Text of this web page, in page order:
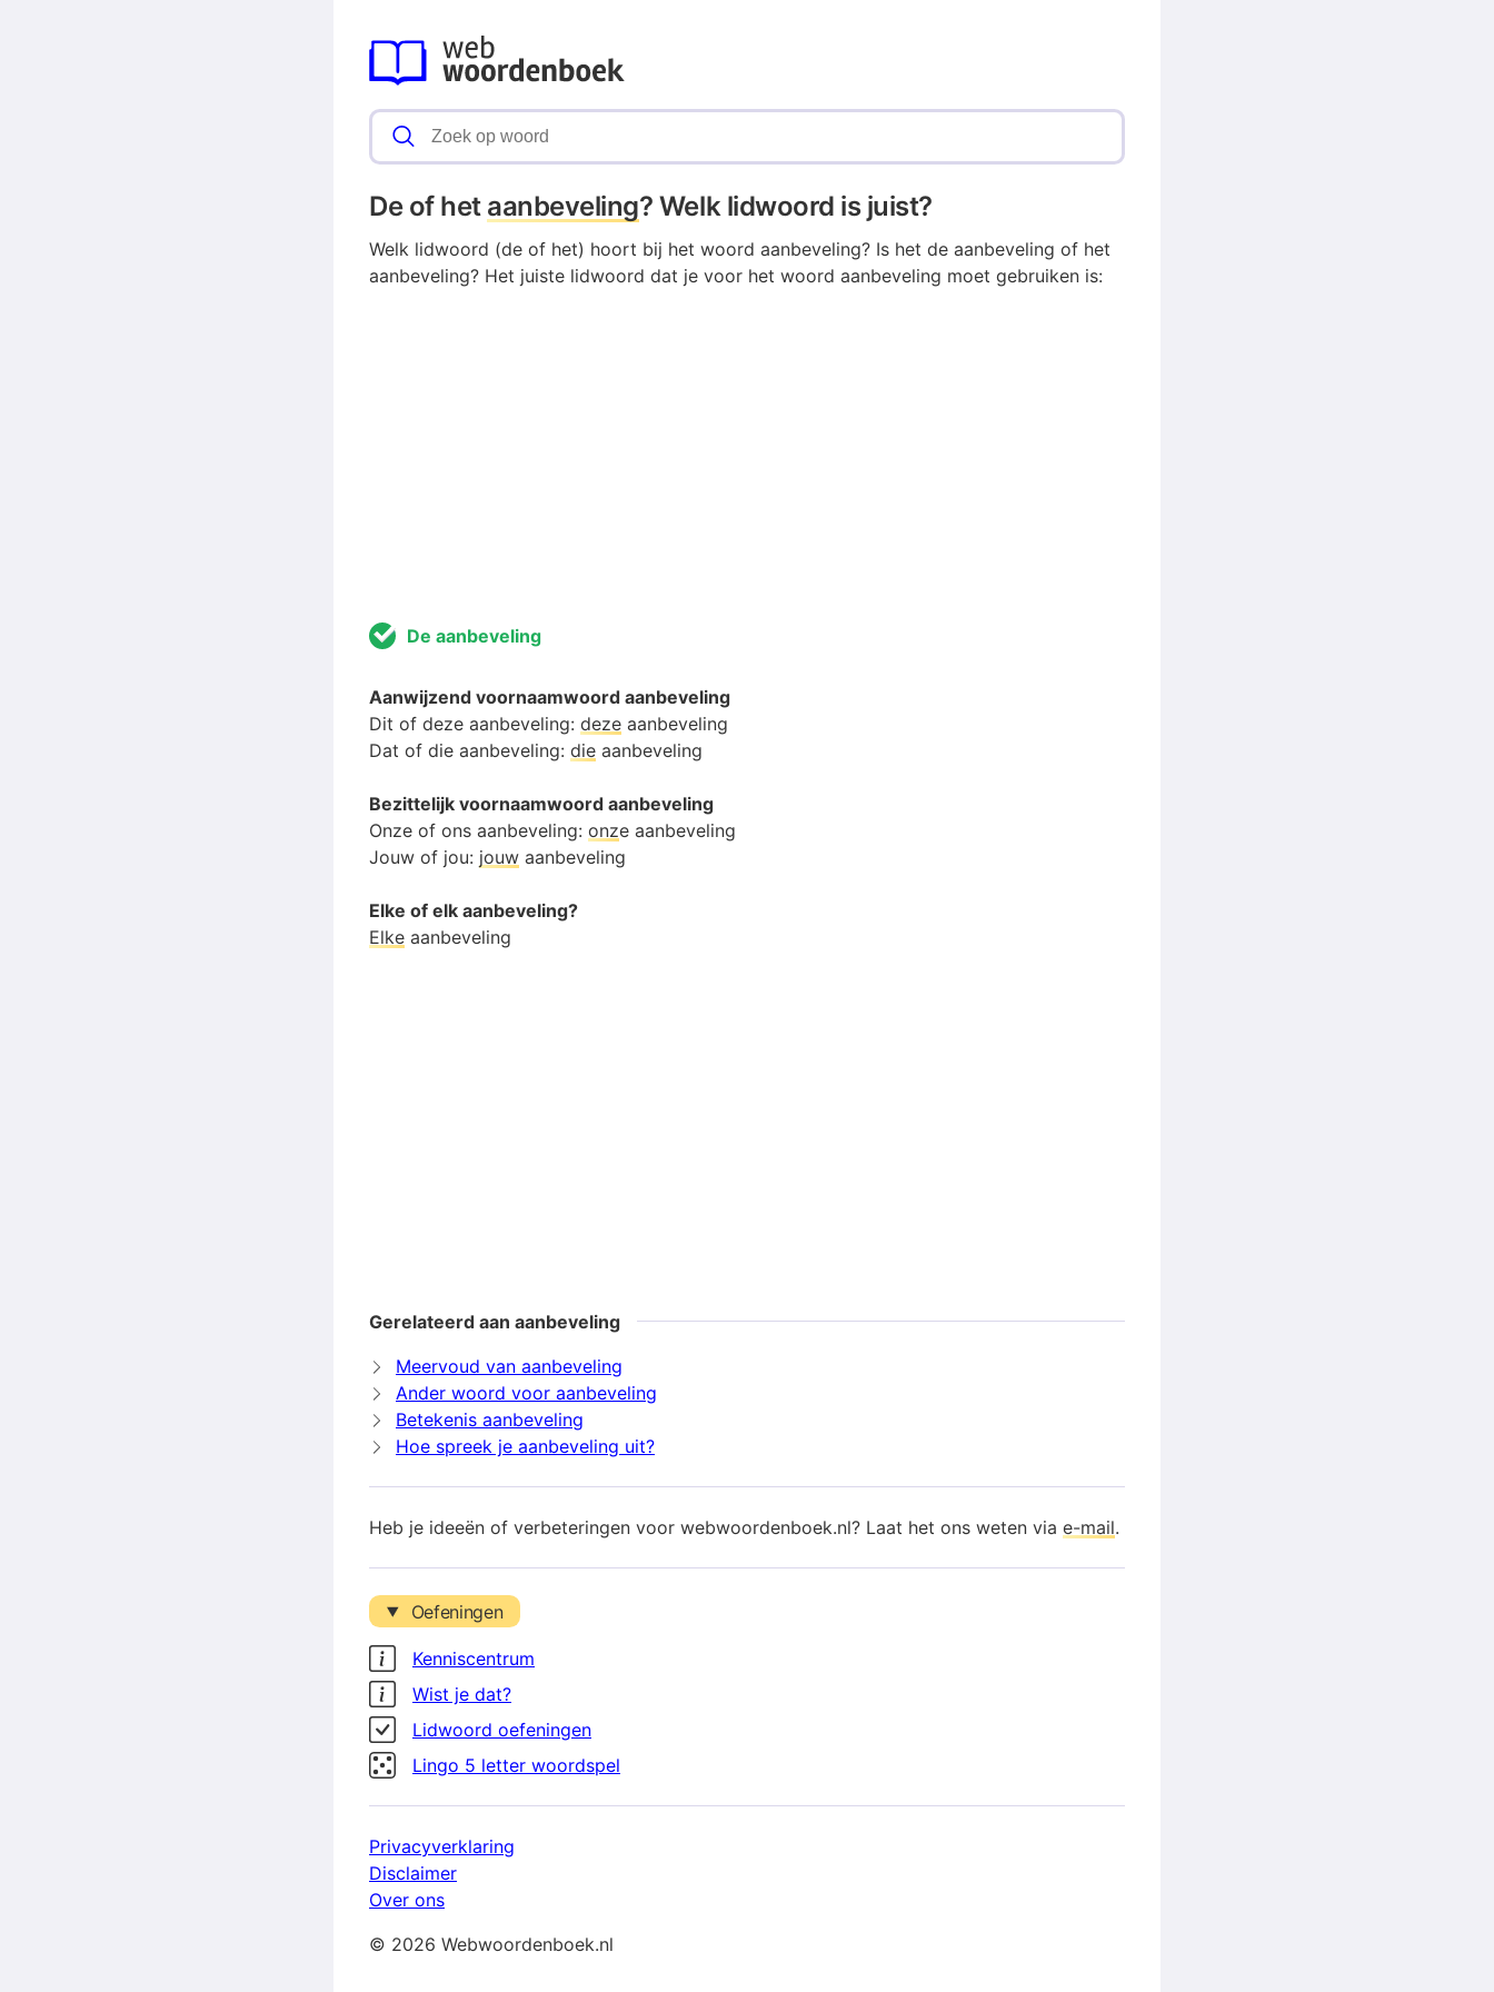
De of het aanbeveling? Welk lidwoord is juist?
Welk lidwoord (de of het) hoort bij het woord aanbeveling? Is het de aanbeveling of het
aanbeveling? Het juiste lidwoord dat je voor het woord aanbeveling moet gebruiken is:
De aanbeveling
Aanwijzend voornaamwoord aanbeveling
Dit of deze aanbeveling: deze aanbeveling
Dat of die aanbeveling: die aanbeveling
Bezittelijk voornaamwoord aanbeveling
Onze of ons aanbeveling: onze aanbeveling
Jouw of jou: jouw aanbeveling
Elke of elk aanbeveling?
Elke aanbeveling
Gerelateerd aan aanbeveling
Meervoud van aanbeveling
Ander woord voor aanbeveling
Betekenis aanbeveling
Hoe spreek je aanbeveling uit?
Heb je ideeën of verbeteringen voor webwoordenboek.nl? Laat het ons weten via e-mail.
Oefeningen
Kenniscentrum
Wist je dat?
Lidwoord oefeningen
Lingo 5 letter woordspel
Privacyverklaring
Disclaimer
Over ons
© 2026 Webwoordenboek.nl